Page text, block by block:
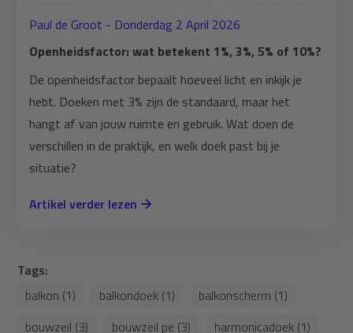
Paul de Groot - Donderdag 2 April 2026
Openheidsfactor: wat betekent 1%, 3%, 5% of 10%?
De openheidsfactor bepaalt hoeveel licht en inkijk je
hebt. Doeken met 3% zijn de standaard, maar het
hangt af van jouw ruimte en gebruik. Wat doen de
verschillen in de praktijk, en welk doek past bij je
situatie?
Artikel verder lezen
Tags:
balkon (1)
balkondoek (1)
balkonscherm (1)
bouwzeil (3)
bouwzeil pe (3)
harmonicadoek (1)